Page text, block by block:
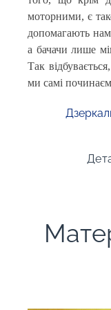
моторними, є
допомагають нам
а бачачи лише
Так
ми самі